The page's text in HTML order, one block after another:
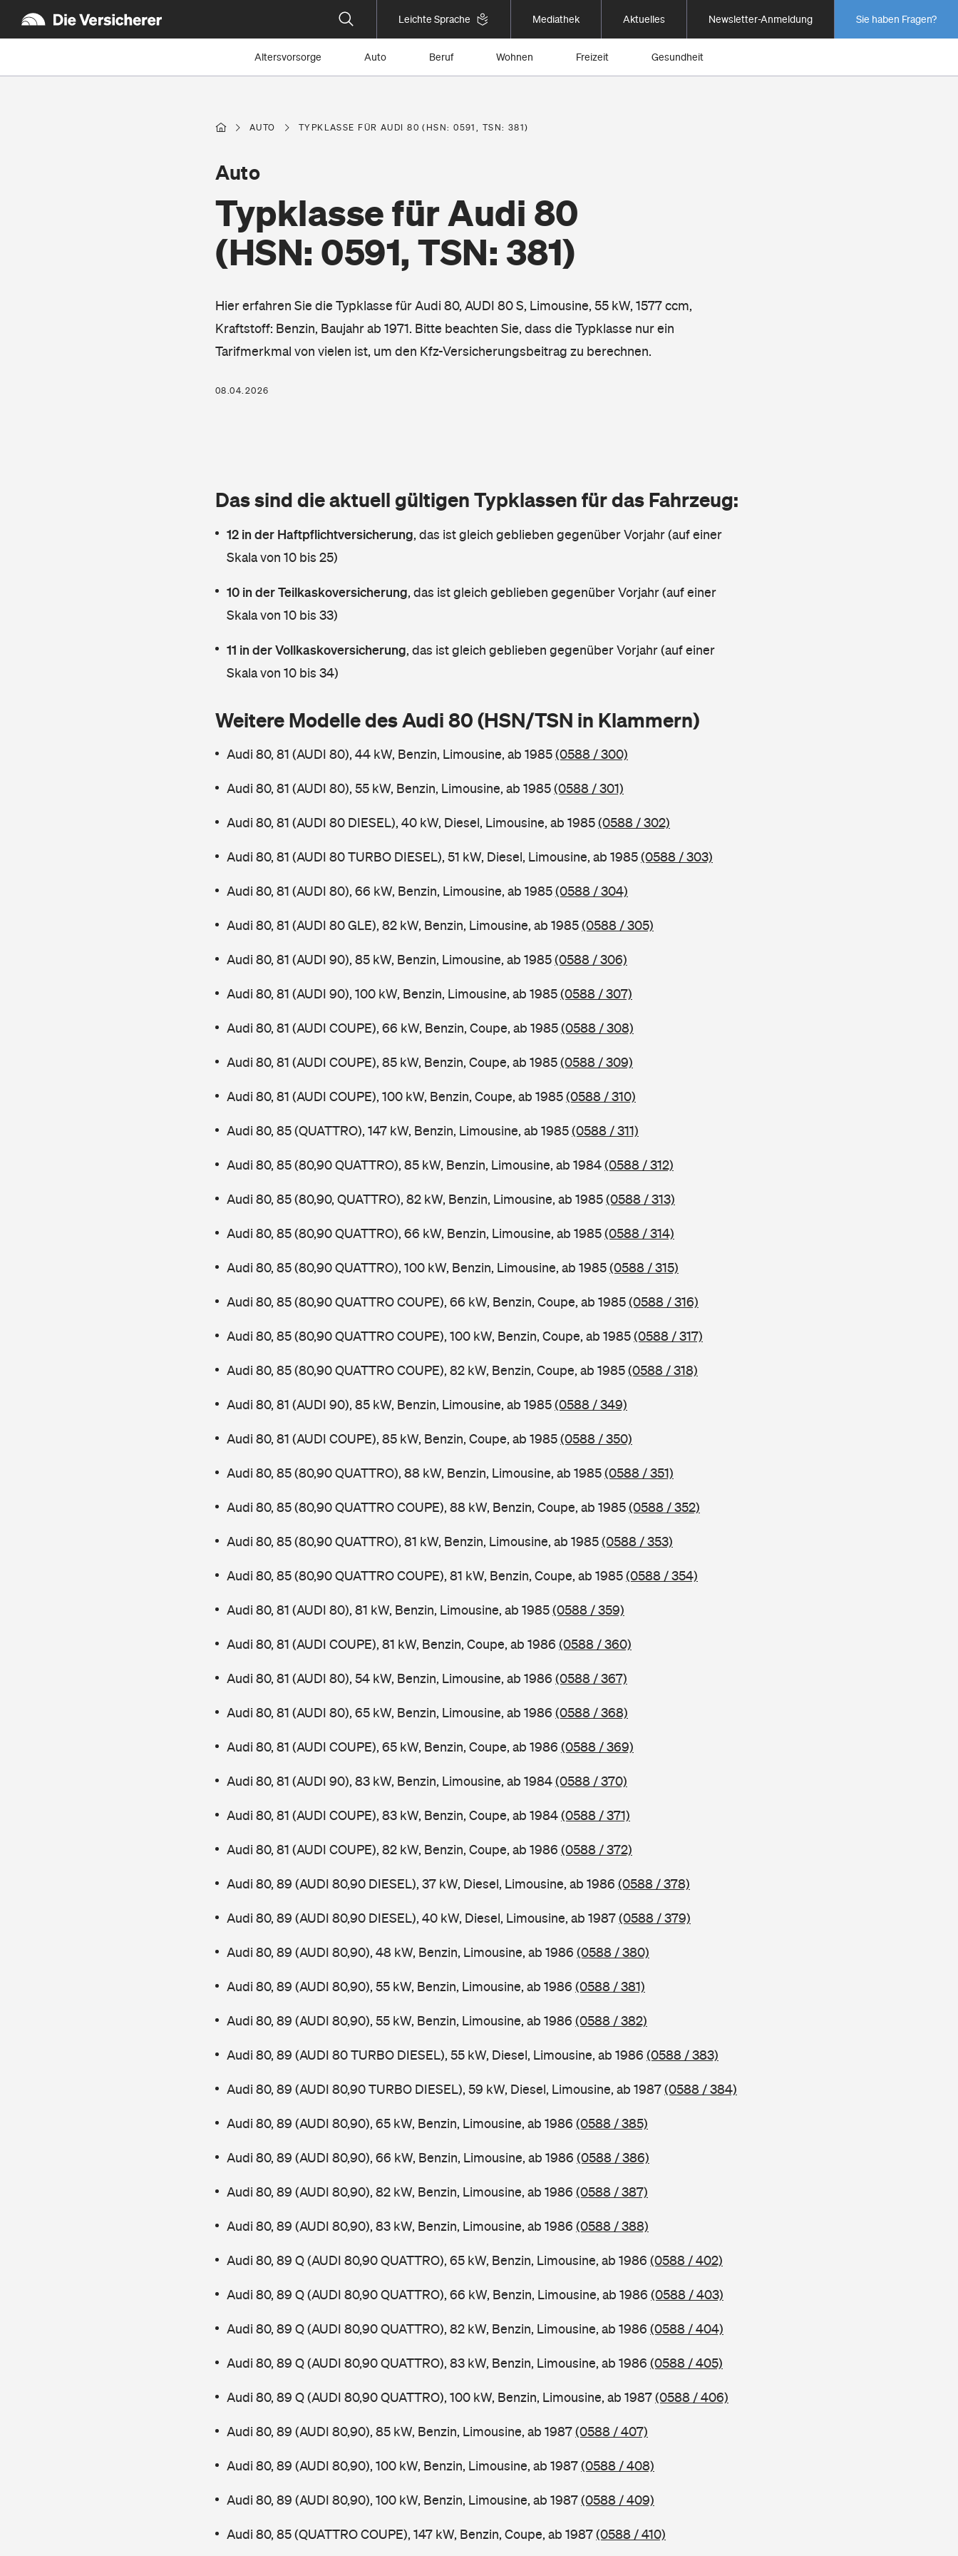
Leichte Sprache Mediathek Aktuelles Newsletter-Anmeldung Sie haben Fragen?
Altersvorsorge Auto Beruf Wohnen Freizeit Gesundheit
AUTO TYPKLASSE FÜR AUDI 80 (HSN: 0591, TSN: 381)
Typklasse für Audi 80
(HSN: 0591, TSN: 381)
Auto
Hier erfahren Sie die Typklasse für Audi 80, AUDI 80 S, Limousine, 55 kW, 1577 ccm,
Kraftstoff: Benzin, Baujahr ab 1971. Bitte beachten Sie, dass die Typklasse nur ein
Tarifmerkmal von vielen ist, um den Kfz-Versicherungsbeitrag zu berechnen.
08.04.2026
Das sind die aktuell gültigen Typklassen für das Fahrzeug:
12 in der Haftpflichtversicherung, das ist gleich geblieben gegenüber Vorjahr (auf einer
Skala von 10 bis 25)
10 in der Teilkaskoversicherung, das ist gleich geblieben gegenüber Vorjahr (auf einer
Skala von 10 bis 33)
11 in der Vollkaskoversicherung, das ist gleich geblieben gegenüber Vorjahr (auf einer
Skala von 10 bis 34)
Weitere Modelle des Audi 80 (HSN/TSN in Klammern)
Audi 80, 81 (AUDI 80), 44 kW, Benzin, Limousine, ab 1985(0588 / 300)
Audi 80, 81 (AUDI 80), 55 kW, Benzin, Limousine, ab 1985(0588 / 301)
Audi 80, 81 (AUDI 80 DIESEL), 40 kW, Diesel, Limousine, ab 1985(0588 / 302)
Audi 80, 81 (AUDI 80 TURBO DIESEL), 51 kW, Diesel, Limousine, ab 1985(0588 / 303)
Audi 80, 81 (AUDI 80), 66 kW, Benzin, Limousine, ab 1985(0588 / 304)
Audi 80, 81 (AUDI 80 GLE), 82 kW, Benzin, Limousine, ab 1985(0588 / 305)
Audi 80, 81 (AUDI 90), 85 kW, Benzin, Limousine, ab 1985(0588 / 306)
Audi 80, 81 (AUDI 90), 100 kW, Benzin, Limousine, ab 1985(0588 / 307)
Audi 80, 81 (AUDI COUPE), 66 kW, Benzin, Coupe, ab 1985(0588 / 308)
Audi 80, 81 (AUDI COUPE), 85 kW, Benzin, Coupe, ab 1985(0588 / 309)
Audi 80, 81 (AUDI COUPE), 100 kW, Benzin, Coupe, ab 1985(0588 / 310)
Audi 80, 85 (QUATTRO), 147 kW, Benzin, Limousine, ab 1985(0588 / 311)
Audi 80, 85 (80,90 QUATTRO), 85 kW, Benzin, Limousine, ab 1984(0588 / 312)
Audi 80, 85 (80,90, QUATTRO), 82 kW, Benzin, Limousine, ab 1985(0588 / 313)
Audi 80, 85 (80,90 QUATTRO), 66 kW, Benzin, Limousine, ab 1985(0588 / 314)
Audi 80, 85 (80,90 QUATTRO), 100 kW, Benzin, Limousine, ab 1985(0588 / 315)
Audi 80, 85 (80,90 QUATTRO COUPE), 66 kW, Benzin, Coupe, ab 1985(0588 / 316)
Audi 80, 85 (80,90 QUATTRO COUPE), 100 kW, Benzin, Coupe, ab 1985(0588 / 317)
Audi 80, 85 (80,90 QUATTRO COUPE), 82 kW, Benzin, Coupe, ab 1985(0588 / 318)
Audi 80, 81 (AUDI 90), 85 kW, Benzin, Limousine, ab 1985(0588 / 349)
Audi 80, 81 (AUDI COUPE), 85 kW, Benzin, Coupe, ab 1985(0588 / 350)
Audi 80, 85 (80,90 QUATTRO), 88 kW, Benzin, Limousine, ab 1985(0588 / 351)
Audi 80, 85 (80,90 QUATTRO COUPE), 88 kW, Benzin, Coupe, ab 1985(0588 / 352)
Audi 80, 85 (80,90 QUATTRO), 81 kW, Benzin, Limousine, ab 1985(0588 / 353)
Audi 80, 85 (80,90 QUATTRO COUPE), 81 kW, Benzin, Coupe, ab 1985(0588 / 354)
Audi 80, 81 (AUDI 80), 81 kW, Benzin, Limousine, ab 1985(0588 / 359)
Audi 80, 81 (AUDI COUPE), 81 kW, Benzin, Coupe, ab 1986 (0588 / 360)
Audi 80, 81 (AUDI 80), 54 kW, Benzin, Limousine, ab 1986 (0588 / 367)
Audi 80, 81 (AUDI 80), 65 kW, Benzin, Limousine, ab 1986 (0588 / 368)
Audi 80, 81 (AUDI COUPE), 65 kW, Benzin, Coupe, ab 1986 (0588 / 369)
Audi 80, 81 (AUDI 90), 83 kW, Benzin, Limousine, ab 1984(0588 / 370)
Audi 80, 81 (AUDI COUPE), 83 kW, Benzin, Coupe, ab 1984(0588 / 371)
Audi 80, 81 (AUDI COUPE), 82 kW, Benzin, Coupe, ab 1986 (0588 / 372)
Audi 80, 89 (AUDI 80,90 DIESEL), 37 kW, Diesel, Limousine, ab 1986 (0588 / 378)
Audi 80, 89 (AUDI 80,90 DIESEL), 40 kW, Diesel, Limousine, ab 1987(0588 / 379)
Audi 80, 89 (AUDI 80,90), 48 kW, Benzin, Limousine, ab 1986 (0588 / 380)
Audi 80, 89 (AUDI 80,90), 55 kW, Benzin, Limousine, ab 1986 (0588 / 381)
Audi 80, 89 (AUDI 80,90), 55 kW, Benzin, Limousine, ab 1986 (0588 / 382)
Audi 80, 89 (AUDI 80 TURBO DIESEL), 55 kW, Diesel, Limousine, ab 1986 (0588 / 383)
Audi 80, 89 (AUDI 80,90 TURBO DIESEL), 59 kW, Diesel, Limousine, ab 1987(0588 / 384)
Audi 80, 89 (AUDI 80,90), 65 kW, Benzin, Limousine, ab 1986 (0588 / 385)
Audi 80, 89 (AUDI 80,90), 66 kW, Benzin, Limousine, ab 1986 (0588 / 386)
Audi 80, 89 (AUDI 80,90), 82 kW, Benzin, Limousine, ab 1986 (0588 / 387)
Audi 80, 89 (AUDI 80,90), 83 kW, Benzin, Limousine, ab 1986 (0588 / 388)
Audi 80, 89 Q (AUDI 80,90 QUATTRO), 65 kW, Benzin, Limousine, ab 1986 (0588 / 402)
Audi 80, 89 Q (AUDI 80,90 QUATTRO), 66 kW, Benzin, Limousine, ab 1986 (0588 / 403)
Audi 80, 89 Q (AUDI 80,90 QUATTRO), 82 kW, Benzin, Limousine, ab 1986 (0588 / 404)
Audi 80, 89 Q (AUDI 80,90 QUATTRO), 83 kW, Benzin, Limousine, ab 1986 (0588 / 405)
Audi 80, 89 Q (AUDI 80,90 QUATTRO), 100 kW, Benzin, Limousine, ab 1987(0588 / 406)
Audi 80, 89 (AUDI 80,90), 85 kW, Benzin, Limousine, ab 1987(0588 / 407)
Audi 80, 89 (AUDI 80,90), 100 kW, Benzin, Limousine, ab 1987(0588 / 408)
Audi 80, 89 (AUDI 80,90), 100 kW, Benzin, Limousine, ab 1987(0588 / 409)
Audi 80, 85 (QUATTRO COUPE), 147 kW, Benzin, Coupe, ab 1987(0588 / 410)